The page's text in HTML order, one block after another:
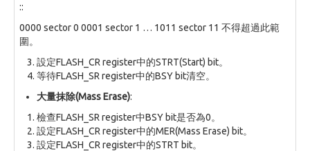
::
0000 sector 0 0001 sector 1 … 1011 sector 11 不得超過此範
圍。
設定FLASH_CR register中的STRT(Start) bit。
等待FLASH_SR register中的BSY bit清空。
大量抹除(Mass Erase):
檢查FLASH_SR register中BSY bit是否為0。
設定FLASH_CR register中的MER(Mass Erase) bit。
設定FLASH_CR register中的STRT bit。